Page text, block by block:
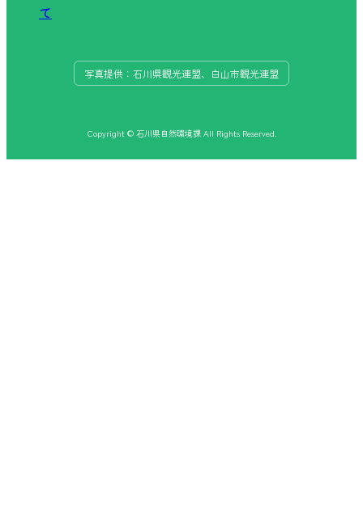
て
写真提供：石川県観光連盟、白山市観光連盟
Copyright © 石川県自然環境課 All Rights Reserved.